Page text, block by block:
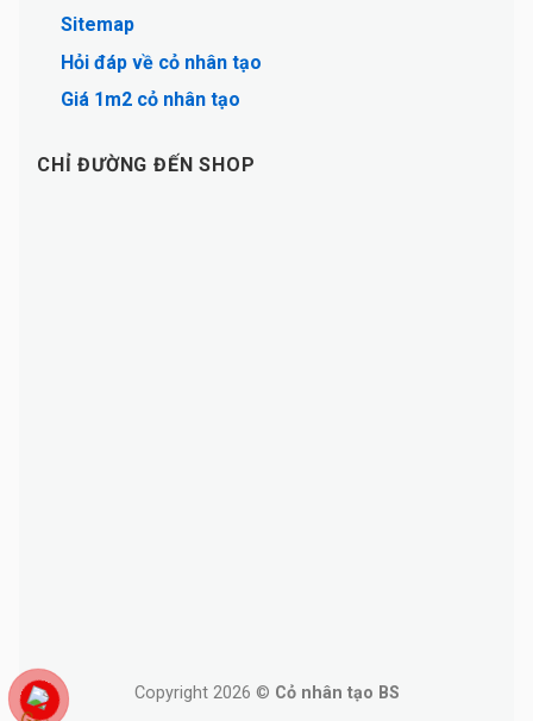
Sitemap
Hỏi đáp về cỏ nhân tạo
Giá 1m2 cỏ nhân tạo
CHỈ ĐƯỜNG ĐẾN SHOP
Copyright 2026 © Cỏ nhân tạo BS